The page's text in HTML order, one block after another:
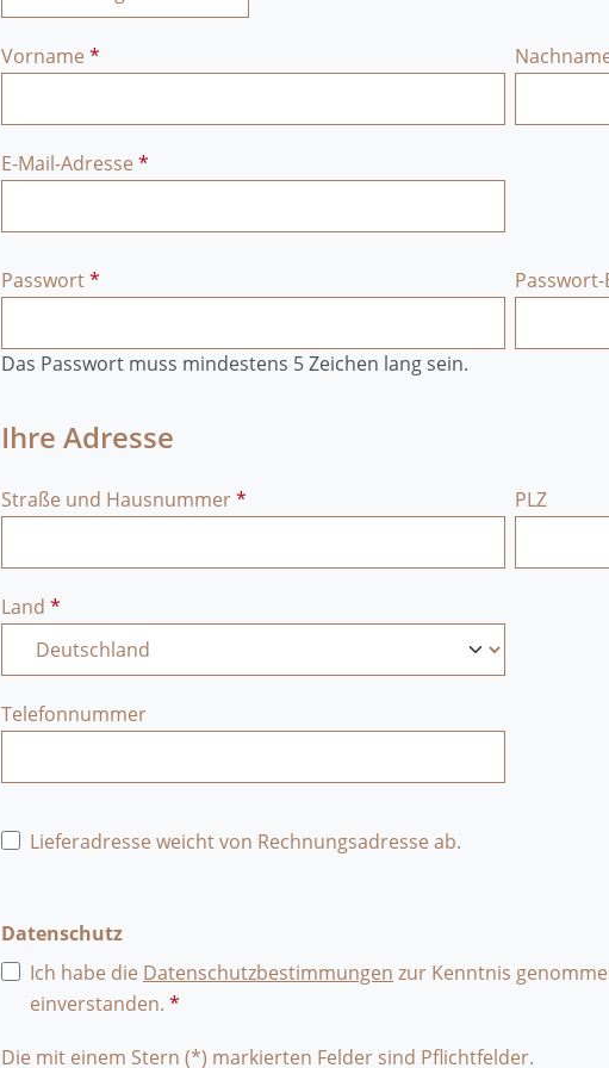
Vorname *
E-Mail-Adresse *
Passwort*
Das Passwort muss mindestens 5 Zeichen lang sein.
Ihre Adresse
Straße und Hausnummer* PLZ
Land *
Telefonnummer
Lieferadresse weicht von Rechnungsadresse ab.
Datenschutz
Ich habe die Datenschutzbestimmungen zur Kenntnis
einverstanden. *
Die mit einem Stern (*) markierten Felder sind Pflichtfelder.